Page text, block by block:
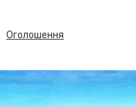
Оголошення